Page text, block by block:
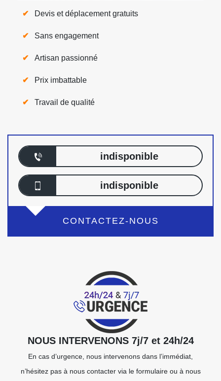
Devis et déplacement gratuits
Sans engagement
Artisan passionné
Prix imbattable
Travail de qualité
indisponible
indisponible
CONTACTEZ-NOUS
NOUS INTERVENONS 7j/7 et 24h/24
En cas d’urgence, nous intervenons dans l’immédiat,
n’hésitez pas à nous contacter via le formulaire ou à nous